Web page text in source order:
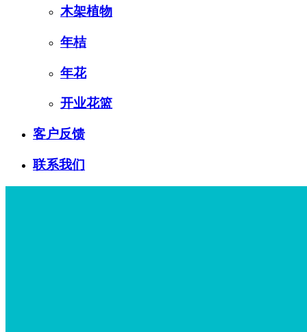
木架植物
年桔
年花
开业花篮
客户反馈
联系我们